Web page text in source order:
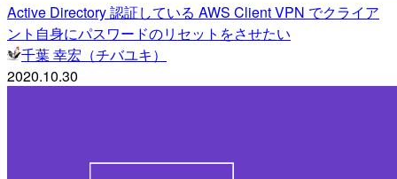
Active Directory 認証している AWS Client VPN でクライア
ント自身にパスワードのリセットをさせたい
千葉 幸宏（チバユキ）
2020.10.30